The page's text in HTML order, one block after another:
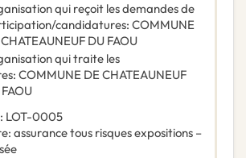
qui reçoit les demandes de
candidatures: COMMUNE
DU FAOU
qui traite les
: COMMUNE DE CHATEAUNEUF
: LOT-0005
: assurance tous risques expositions –